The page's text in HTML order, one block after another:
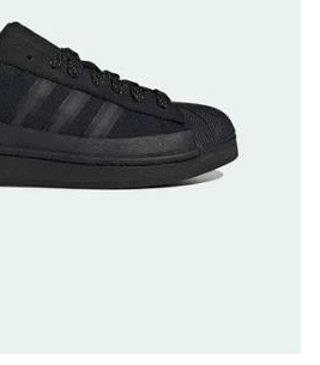
PUMA Voyage NITRO™ 4
中底注入，回彈與防滑兼具的
Cloudhorizon 2 WP：腳
的防水輕越野鞋